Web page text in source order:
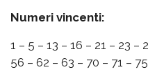
Numeri vincenti:
1 – 5 – 13 – 16 – 21 – 23 –
56 – 62 – 63 – 70 – 71 –